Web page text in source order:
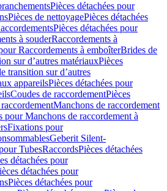
Pièces détachées pour
Pièces de nettoyagePièces détachées
Pièces détachées pour
à souderRaccordements à
Raccordements à emboîterBrides de
sur d’autres matériauxPièces
transition sur d’autres
appareilsPièces détachées pour
Coudes de raccordementPièces
Manchons de raccordement
pour Manchons de raccordement à
Fixations pour
Geberit Silent-
TubesRaccordsPièces détachées
détachées pour
détachées pour
Pièces détachées pour